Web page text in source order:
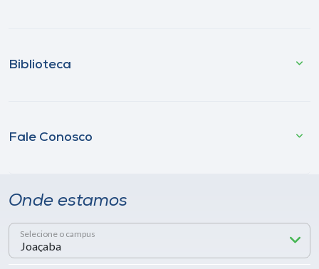
Biblioteca
Fale Conosco
Onde estamos
Selecione o campus